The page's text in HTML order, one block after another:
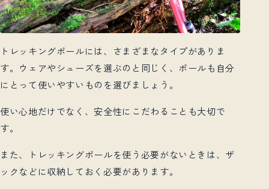
トレッキングポールには、さまざまなタイプがありま
す。ウェアやシューズを選ぶのと同じく、ポールも自分
にとって使いやすいものを選びましょう。
使い心地だけでなく、安全性にこだわることも大切で
す。
また、トレッキングポールを使う必要がないときは、ザ
ックなどに収納しておく必要があります。